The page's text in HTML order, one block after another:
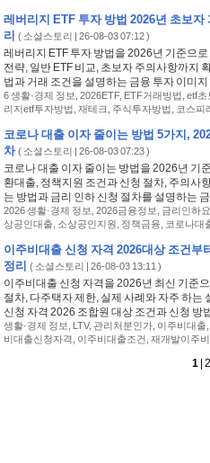
레버리지 ETF 투자 방법 2026년 초보자
리 ( 소셜스토리 | 26-08-03 07:12 )
레버리지 ETF 투자 방법을 2026년 기준으
전략, 일반 ETF 비교, 초보자 주의사항까지
법과 거래 조건을 설명하는 금융 투자 이미
6 생활·경제 정보 2026ETF, ETF거래방법 etf초
리지etf투자방법 재테크 주식투자방법 코스피
코로나 대출 이자 줄이는 방법 5가지,
차 ( 소셜스토리 | 26-08-03 07:23 )
코로나 대출 이자 줄이는 방법을 2026년 기
환대출, 정책지원 조건과 신청 절차, 주의사
는 방법과 금리 인하 신청 절차를 설명하는
2026 생활·경제 정보 2026금융정보 금리인하
상공인대출 소상공인지원 정책금융 코로나대
이주비대출 신청 자격 2026대상 조건부
정리 ( 소셜스토리 | 26-08-03 13:11 )
이주비대출 신청 자격을 2026년 최신 기준
절차, 다주택자 제한, 실제 사례와 자주 하는
신청 자격 2026 조합원 대상 조건과 신청 방
생활·경제 정보
LTV, 관리처분인가, 이주비대출
비대출신청자격 이주비대출조건 재개발이주
1| 2